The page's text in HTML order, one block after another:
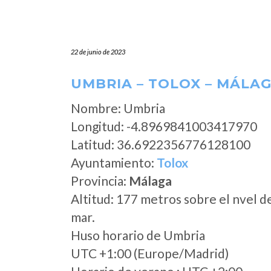
22 de junio de 2023
UMBRIA – TOLOX –
Nombre: Umbria
Longitud: -4.8969841003417970
Latitud: 36.6922356776128100
Ayuntamiento: Tolox
Provincia: Málaga
Altitud: 177 metros sobre el nvel
mar.
Huso horario de Umbria
UTC +1:00 (Europe/Madrid)